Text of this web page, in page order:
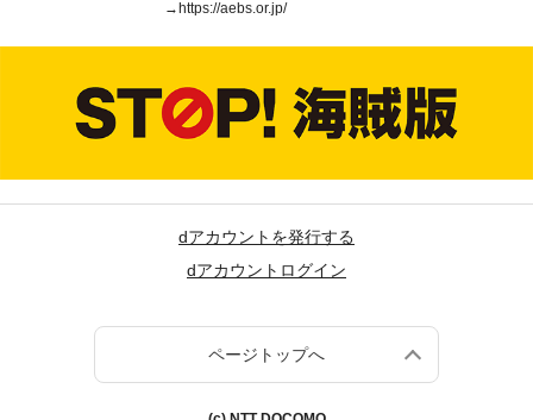
→ https://aebs.or.jp/
dアカウントを発行する
dアカウントログイン
ページトップへ